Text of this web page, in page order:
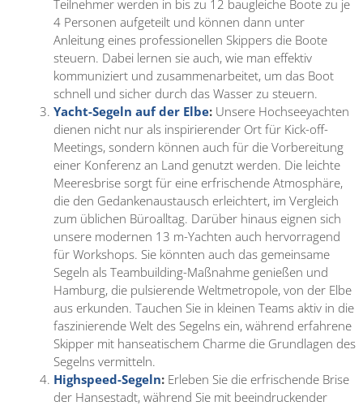
Teilnehmer werden in bis zu 12 baugleiche Boote zu je
4 Personen aufgeteilt und können dann unter
Anleitung eines professionellen Skippers die Boote
steuern. Dabei lernen sie auch, wie man effektiv
kommuniziert und zusammenarbeitet, um das Boot
schnell und sicher durch das Wasser zu steuern.
Yacht-Segeln auf der Elbe:Unsere Hochseeyachten
dienen nicht nur als inspirierender Ort für Kick-off-
Meetings, sondern können auch für die Vorbereitung
einer Konferenz an Land genutzt werden. Die leichte
Meeresbrise sorgt für eine erfrischende Atmosphäre,
die den Gedankenaustausch erleichtert, im Vergleich
zum üblichen Büroalltag. Darüber hinaus eignen sich
unsere modernen 13 m-Yachten auch hervorragend
für Workshops. Sie könnten auch das gemeinsame
Segeln als Teambuilding-Maßnahme genießen und
Hamburg, die pulsierende Weltmetropole, von der Elbe
aus erkunden. Tauchen Sie in kleinen Teams aktiv in die
faszinierende Welt des Segelns ein, während erfahrene
Skipper mit hanseatischem Charme die Grundlagen des
Segelns vermitteln.
Highspeed-Segeln:Erleben Sie die erfrischende Brise
der Hansestadt, während Sie mit beeindruckender